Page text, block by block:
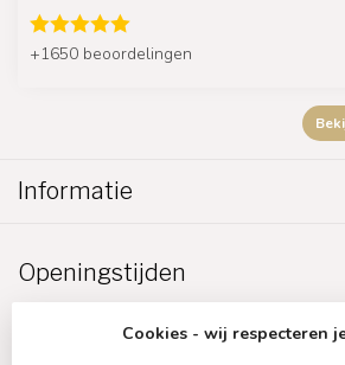
+1650 beoordelingen
Informatie
Openingstijden
Cookies - wij respecteren